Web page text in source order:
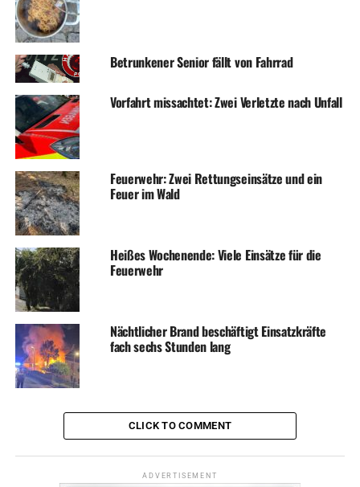
DON'T MISS
Dinosaurier sorgen für Feuerwehreinsatz
Betrunkener Senior fällt von Fahrrad
Vorfahrt missachtet: Zwei Verletzte nach Unfall
Feuerwehr: Zwei Rettungseinsätze und ein
Feuer im Wald
Heißes Wochenende: Viele Einsätze für die
Feuerwehr
Nächtlicher Brand beschäftigt Einsatzkräfte
fach sechs Stunden lang
CLICK TO COMMENT
ADVERTISEMENT